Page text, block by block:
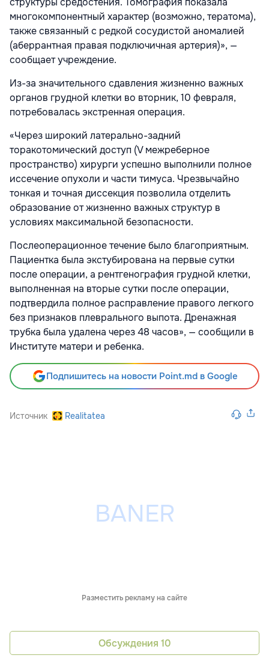
многокомпонентный характер (возможно, тератома),
также связанный с редкой сосудистой аномалией
(аберрантная правая подключичная артерия)», —
сообщает учреждение.
Из-за значительного сдавления жизненно важных
органов грудной клетки во вторник, 10 февраля,
потребовалась экстренная операция.
«Через широкий латерально-задний
торакотомический доступ (V межреберное
пространство) хирурги успешно выполнили полное
иссечение опухоли и части тимуса. Чрезвычайно
тонкая и точная диссекция позволила отделить
образование от жизненно важных структур в
условиях максимальной безопасности.
Послеоперационное течение было благоприятным.
Пациентка была экстубирована на первые сутки
после операции, а рентгенография грудной клетки,
выполненная на вторые сутки после операции,
подтвердила полное расправление правого легкого
без признаков плеврального выпота. Дренажная
трубка была удалена через 48 часов», — сообщили в
Институте матери и ребенка.
Подпишитесь на новости Point.md в Google
Источник Realitatea
Разместить рекламу на сайте
Обсуждения 10